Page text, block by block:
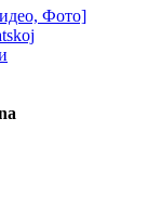
Фото]